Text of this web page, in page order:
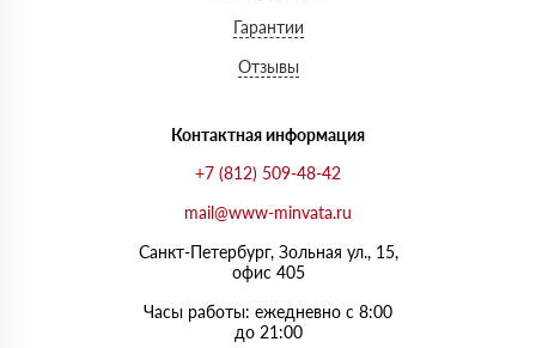
Гарантии
Отзывы
Контактная информация
+7 (812) 509-48-42
mail@www-minvata.ru
Санкт-Петербург, Зольная ул., 15,
офис 405
Часы работы: ежедневно с 8:00
до 21:00